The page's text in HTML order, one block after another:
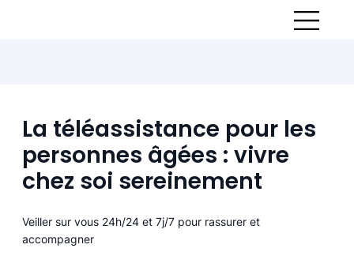
La téléassistance pour les
personnes âgées : vivre
chez soi sereinement
Veiller sur vous 24h/24 et 7j/7 pour rassurer et
accompagner